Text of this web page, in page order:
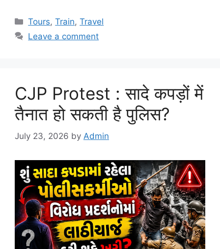
Categories
Tours,Train,Travel
Leave a comment
CJP Protest : सादे कपड़ों में
तैनात हो सकती है पुलिस?
July 23, 2026 by Admin